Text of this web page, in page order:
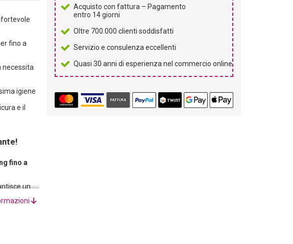
Acquisto con fattura – Pagamento
entro 14 giorni
Oltre 700.000 clienti soddisfatti
Servizio e consulenza eccellenti
Quasi 30 anni di esperienza nel commercio online
fino a
necessita
igiene
e il
fino a
un